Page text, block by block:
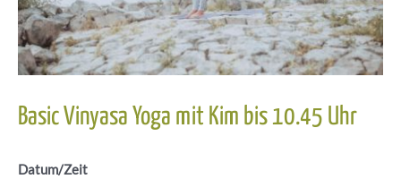
Basic Vinyasa Yoga mit Kim bis 10.45 Uhr
Datum/Zeit